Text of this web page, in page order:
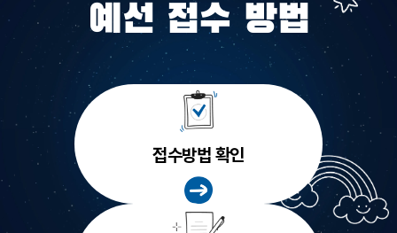
예선 접수 방법
접수방법 확인